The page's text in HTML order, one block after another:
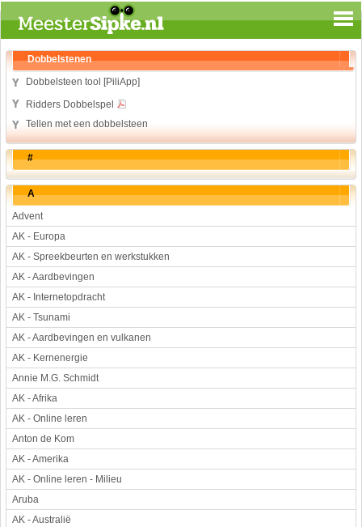
Spelen en leren
Aardrijkskunde
Biologie
Engels
Geloof
Internetopdrachten
Kinder-/Jeugdboeken
Kunst en Cultuur
Muziek
Rekenen
Sport
Taal en lezen
Techniek
Verkeer
Werkstuk en spreekbeurt
Aarde en heelal
Beroep, hobby, sport
Dieren
Geloven en vieren
Hulp aan mensen
Kunst en muziek
Dobbelstenen
Dobbelsteen tool [PiliApp]
Ridders Dobbelspel
Tellen met een dobbelsteen
#
A
Advent
AK - Europa
AK - Spreekbeurten en werkstukken
AK - Aardbevingen
AK - Internetopdracht
AK - Tsunami
AK - Aardbevingen en vulkanen
AK - Kernenergie
Annie M.G. Schmidt
AK - Afrika
AK - Online leren
Anton de Kom
AK - Amerika
AK - Online leren - Milieu
Aruba
AK - Australië